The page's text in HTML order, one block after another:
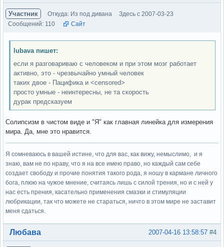
Участник Откуда: Из под дивана
Здесь с 2007-03-23
Сообщений: 110
Сайт
lubava пишет:
если я разговариваю с человеком и при этом мозг работает
активно, это - чрезвычайно умный человек
таких двое - Пацифика и <censored>
просто умные - неинтересны, не та скорость
дурак предсказуем
Солипсизм в чистом виде и "Я" как главная линейка для измерения
мира. Да, мне это нравится.
Я сомневаюсь в вашей истине, что для вас, как вижу, немыслимо, и я
знаю, вам не по нраву, что я на все имею право, но каждый сам себе
создает свободу и прочие понятия такого рода, я ношу в кармане личного
бога, плюю на чужое мнение, считаясь лишь с силой трения, но и с ней у
нас есть прения, касательно применения смазки и стимуляции
любрикации, так что можете не стараться, ничто в этом мире не заставит
меня сдаться.
Вне форума #4
2007-04-16 13:58:57
Любава